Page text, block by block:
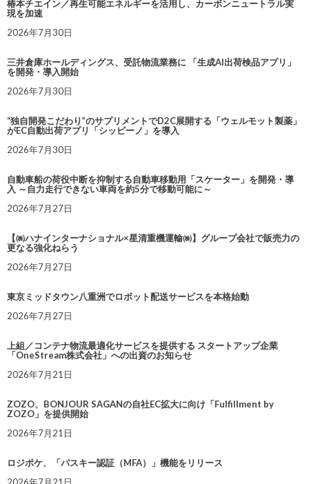
椿本チエイン／再生可能エネルギーを活用し、カーボンニュートラル実
現を加速
2026年7月30日
三井倉庫ホールディングス、受託物流業務に 「生成AI出荷検品アプリ」
を開発・導入開始
2026年7月30日
“独自開発こだわり”のサプリメントでD2C展開する「ウェルモット製薬」
がEC自動出荷アプリ「シッピーノ」を導入
2026年7月30日
自動車船の荷役中断を抑制する自動車移動用「スケーター」を開発・導
入 ～自力走行できない車両を約5分で移動可能に～
2026年7月27日
【㈱ハナインターナショナル×星清重機運輸㈱】グループ会社で販売力の
更なる強化ねらう
2026年7月27日
東京ミッドタウン八重洲でロボット配送サービスを本格始動
2026年7月27日
上組／コンテナ物流最適化サービスを提供する スタートアップ企業
「OneStream株式会社」への出資のお知らせ
2026年7月21日
ZOZO、BONJOUR SAGANの自社EC拡大に向け「Fulfillment by
ZOZO」を提供開始
2026年7月21日
ロジポケ、「パスキー認証（MFA）」機能をリリース
2026年7月21日